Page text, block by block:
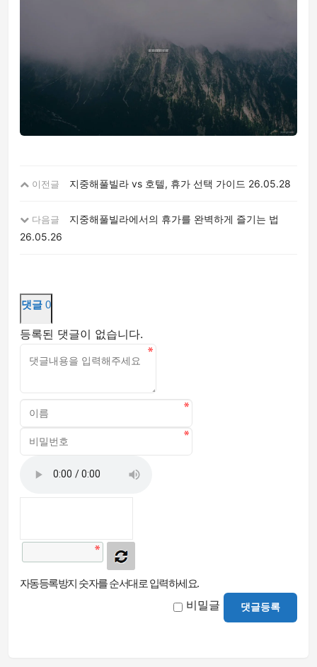
이전글 지중해풀빌라 vs 호텔, 휴가 선택 가이드 26.05.28
다음글
지중해풀빌라에서의 휴가를 완벽하게 즐기는 법
26.05.26
댓글 0
등록된 댓글이 없습니다.
자동등록방지 숫자를 순서대로 입력하세요.
비밀글 댓글등록